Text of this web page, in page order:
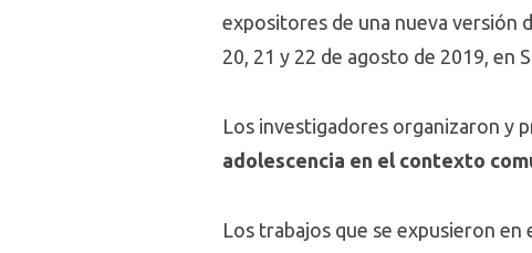
expositores de una nueva versión
20, 21 y 22 de agosto de 2019, en
Los investigadores organizaron y
adolescencia en el contexto
Los trabajos que se expusieron